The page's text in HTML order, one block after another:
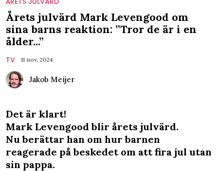
Årets julvärd Mark Levengood om
sina barns reaktion: ”Tror de är i en
ålder...”
TV 11 nov, 2024
Jakob Meijer
Det är klart!
Mark Levengood blir årets julvärd.
Nu berättar han om hur barnen
reagerade på beskedet om att fira jul utan
sin pappa.